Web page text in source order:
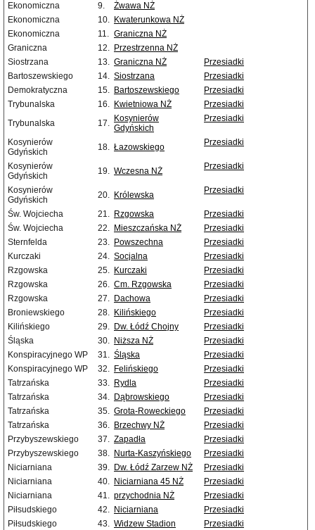
Ekonomiczna
9.
Żwawa NŻ
Ekonomiczna
10. Kwaterunkowa NŻ
Ekonomiczna
11. Graniczna NŻ
Graniczna
12. Przestrzenna NŻ
Siostrzana
13. Graniczna NŻ
Przesiadki
Bartoszewskiego
14. Siostrzana
Przesiadki
Demokratyczna
15. Bartoszewskiego
Przesiadki
Trybunalska
16. Kwietniowa NŻ
Przesiadki
Trybunalska
17. Kosynierów
Gdyńskich
Przesiadki
Kosynierów
Gdyńskich
18. Łazowskiego Przesiadki
Kosynierów
Gdyńskich
19. Wczesna NŻ Przesiadki
Kosynierów
Gdyńskich
20. Królewska Przesiadki
Św. Wojciecha 21. Rzgowska
Przesiadki
Św. Wojciecha
22. Mieszczańska NŻ
Przesiadki
Sternfelda
23. Powszechna
Przesiadki
Kurczaki
24. Socjalna
Przesiadki
Rzgowska
25. Kurczaki
Przesiadki
Rzgowska
26. Cm. Rzgowska
Przesiadki
Rzgowska
27. Dachowa
Przesiadki
Broniewskiego
28. Kilińskiego
Przesiadki
Kilińskiego
29. Dw. Łódź Chojny
Przesiadki
Śląska
30. Niższa NŻ
Przesiadki
Konspiracyjnego WP
31. Śląska
Przesiadki
Konspiracyjnego WP
32. Felińskiego
Przesiadki
Tatrzańska
33. Rydla
Przesiadki
Tatrzańska
34. Dąbrowskiego
Przesiadki
Tatrzańska
35. Grota-Roweckiego
Przesiadki
Tatrzańska
36. Brzechwy NŻ
Przesiadki
Przybyszewskiego
37. Zapadła
Przesiadki
Przybyszewskiego
38. Nurta-Kaszyńskiego
Przesiadki
Niciarniana
39. Dw. Łódź Zarzew NŻ
Przesiadki
Niciarniana
40. Niciarniana 45 NŻ
Przesiadki
Niciarniana
41. przychodnia NŻ
Przesiadki
Piłsudskiego
42. Niciarniana
Przesiadki
Piłsudskiego
43. Widzew Stadion
Przesiadki